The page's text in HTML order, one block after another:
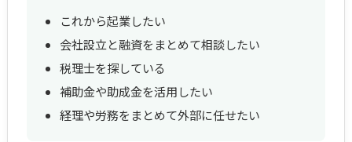
これから起業したい
会社設立と融資をまとめて相談したい
税理士を探している
補助金や助成金を活用したい
経理や労務をまとめて外部に任せたい